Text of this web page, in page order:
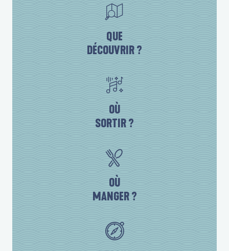
QUE
DÉCOUVRIR ?
OÙ
SORTIR ?
OÙ
MANGER ?